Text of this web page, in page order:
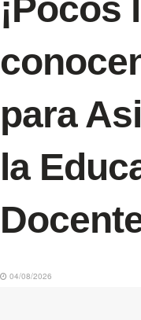
¡Pocos
para
la
04/08/2026